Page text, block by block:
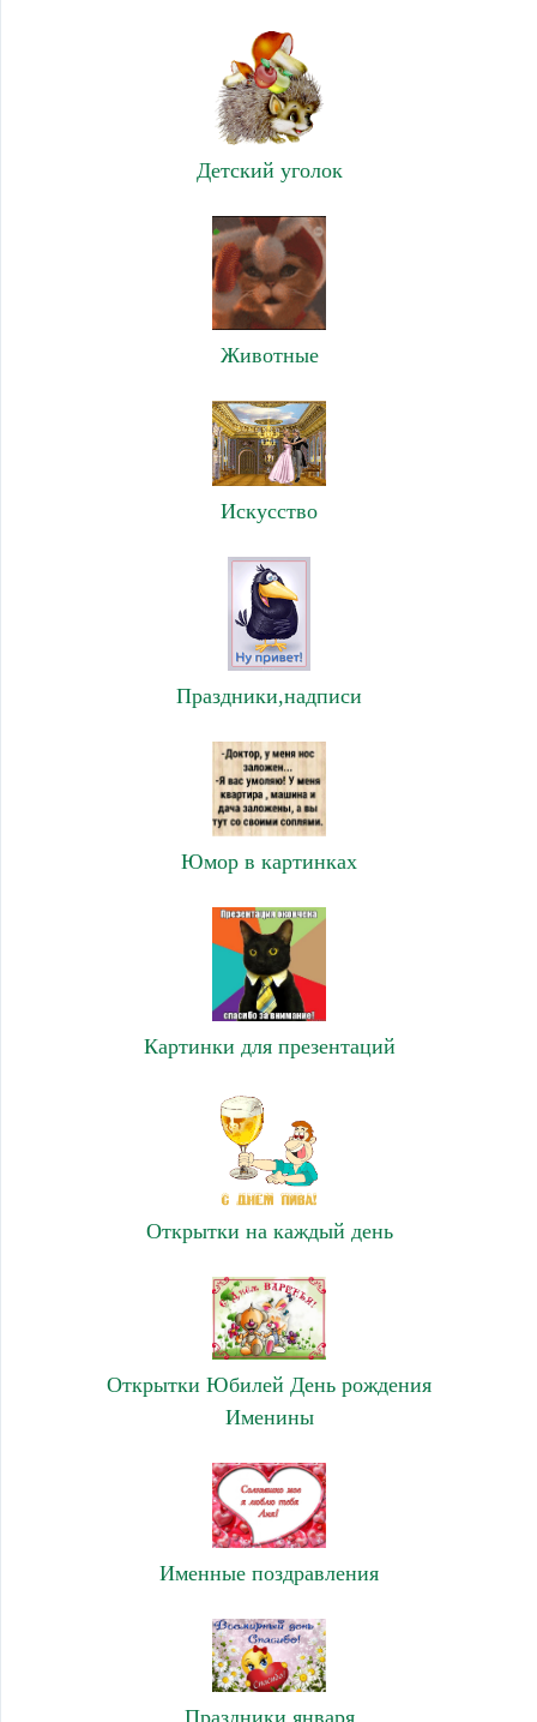
Детский уголок
Животные
Искусство
Праздники,надписи
Юмор в картинках
Картинки для презентаций
Открытки на каждый день
Открытки Юбилей День рождения
Именины
Именные поздравления
Праздники января